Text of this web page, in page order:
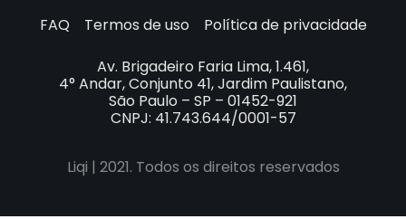
FAQ Termos de uso
Política de privacidade
Av. Brigadeiro Faria Lima, 1.461,
4° Andar, Conjunto 41, Jardim Paulistano,
São Paulo – SP – 01452-921
CNPJ: 41.743.644/0001-57
Liqi | 2021. Todos os direitos reservados